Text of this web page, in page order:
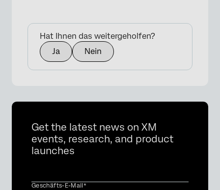
Hat Ihnen das weitergeholfen?
Ja
Nein
Get the latest news on XM
events, research, and product
launches
Geschäfts-E-Mail*